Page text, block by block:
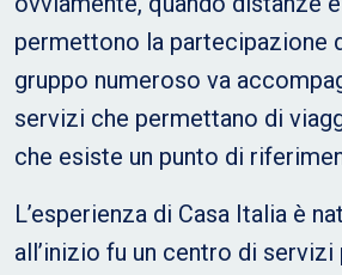
permettono la partecipazione
gruppo numeroso va
servizi che permettano di
che esiste un punto di
L’esperienza di Casa Italia è
all’inizio fu un centro di